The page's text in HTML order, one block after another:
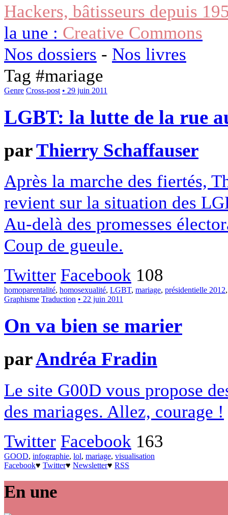
Hackers, bâtisseurs depuis
la une : Creative Commons
Nos dossiers - Nos livres
Tag #mariage
Genre Cross-post • 29 juin 2011
LGBT: la lutte de la rue
parThierry Schaffauser
Après la marche des fiertés,
revient sur la situation des
Au-delà des promesses
Coup de gueule.
Twitter Facebook 108
homoparentalité, homosexualité, LGBT, mariage, présidentielle 2012
Graphisme Traduction • 22 juin 2011
On va bien se marier
parAndréa Fradin
Le site G00D vous propose
des mariages. Allez, courage !
Twitter Facebook 163
GOOD, infographie, lol, mariage, visualisation
Facebook♥ Twitter♥ Newsletter♥ RSS
En une